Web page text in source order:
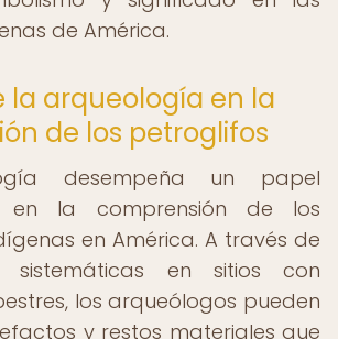
de América.
la arqueología en la
de los petroglifos
desempeña un papel
en la comprensión de los
en América. A través de
sistemáticas en sitios con
los arqueólogos pueden
y restos materiales que